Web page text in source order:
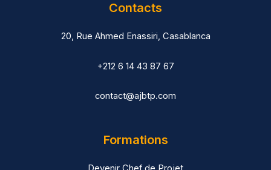
Contacts
20, Rue Ahmed Enassiri, Casablanca
+212 6 14 43 87 67
contact@ajbtp.com
Formations